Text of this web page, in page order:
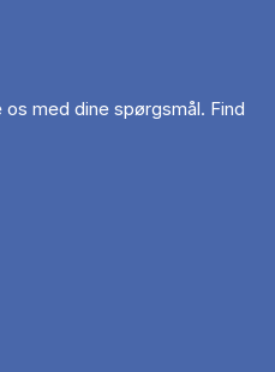
med dine spørgsmål. Find